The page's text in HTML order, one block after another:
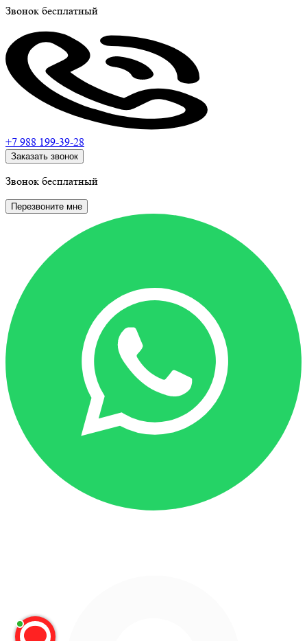
Звонок бесплатный
+7 988 199-39-28
Заказать звонок
Звонок бесплатный
Перезвоните мне